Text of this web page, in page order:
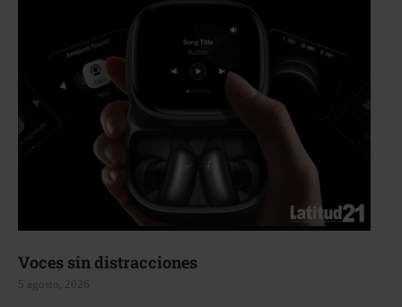
Voces sin distracciones
5 agosto, 2026